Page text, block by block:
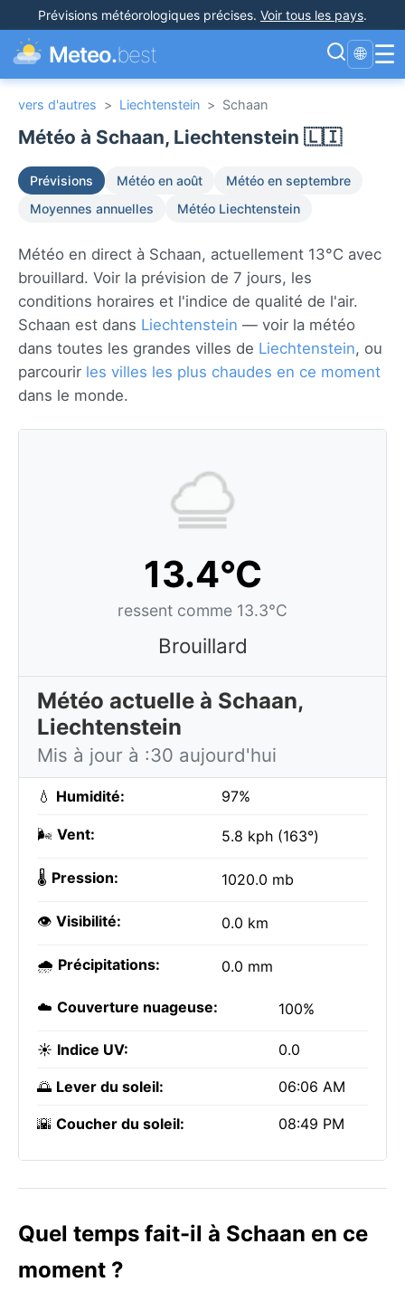
Prévisions météorologiques précises. Voir tous les pays.
Meteo.best 🌐 ☰
vers d'autres > Liechtenstein > Schaan
Météo à Schaan, Liechtenstein 🇱🇮
Prévisions Météo en août
Météo en septembre
Moyennes annuelles
Météo Liechtenstein
Météo en direct à Schaan, actuellement 13°C avec
brouillard. Voir la prévision de 7 jours, les
conditions horaires et l'indice de qualité de l'air.
Schaan est dans Liechtenstein — voir la météo
dans toutes les grandes villes de Liechtenstein, ou
parcourir les villes les plus chaudes en ce moment
dans le monde.
13.4°C
ressent comme 13.3°C
Brouillard
Météo actuelle à Schaan,
Liechtenstein
Mis à jour à :30 aujourd'hui
💧 Humidité: 97%
🌬️ Vent: 5.8 kph (163°)
🌡️ Pression: 1020.0 mb
👁️ Visibilité: 0.0 km
🌧️ Précipitations: 0.0 mm
☁️ Couverture nuageuse: 100%
☀️ Indice UV: 0.0
🌅 Lever du soleil: 06:06 AM
🌇 Coucher du soleil: 08:49 PM
Quel temps fait-il à Schaan en ce
moment ?